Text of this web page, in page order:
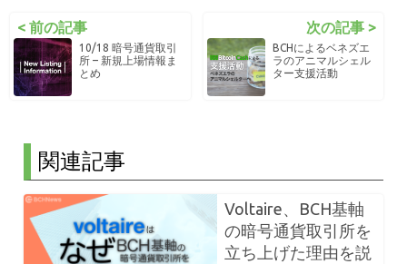
< 前の記事
10/18 暗号通貨取引
所 – 新規上場情報ま
とめ
次の記事 >
BCHによるベネズエ
ラのアニマルシェル
ター支援活動
関連記事
Voltaire、BCH基軸
の暗号通貨取引所を
立ち上げた理由を説